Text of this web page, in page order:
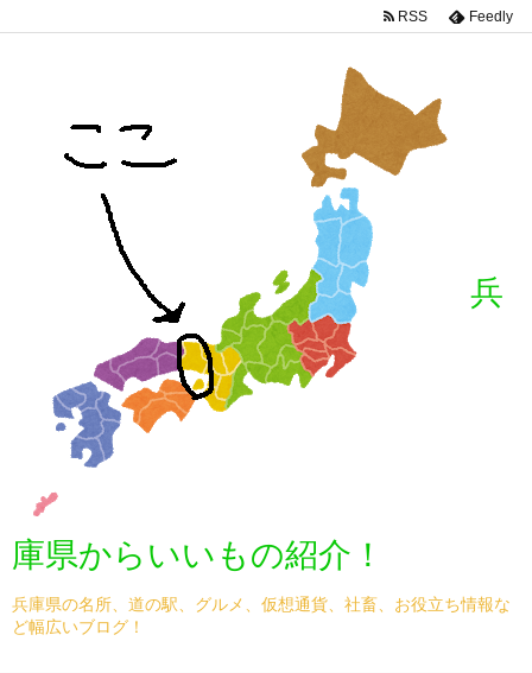
兵
庫県からいいもの紹介！
兵庫県の名所、道の駅、グルメ、仮想通貨、社畜、お役立ち情報な
ど幅広いブログ！
RSS Feedly